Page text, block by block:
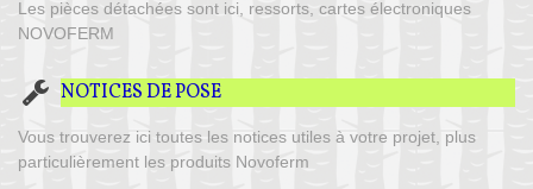
Les pièces détachées sont ici, ressorts, cartes électroniques
NOVOFERM
NOTICES DE POSE
Vous trouverez ici toutes les notices utiles à votre projet, plus
particulièrement les produits Novoferm